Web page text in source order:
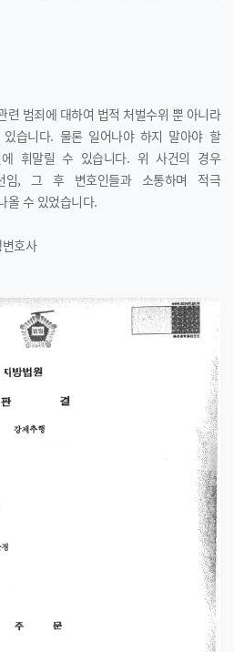
련 범죄에 대하여 법적 처벌수위 뿐 아니라
습니다. 물론 일어나야 하지 말아야 할
에 휘말릴 수 있습니다. 위 사건의 경우
임, 그 후 변호인들과 소통하며 적극
올 수 있었습니다.
호사